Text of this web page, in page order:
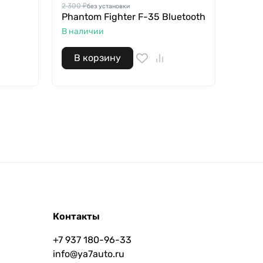
2 300 ₽без установки
Phantom Fighter F-35 Bluetooth
В наличии
В корзину
Контакты
+7 937 180-96-33
info@ya7auto.ru